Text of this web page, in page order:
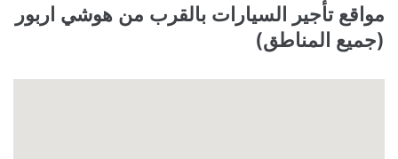
مواقع تأجير السيارات بالقرب من هوشي اربور
(جميع المناطق)